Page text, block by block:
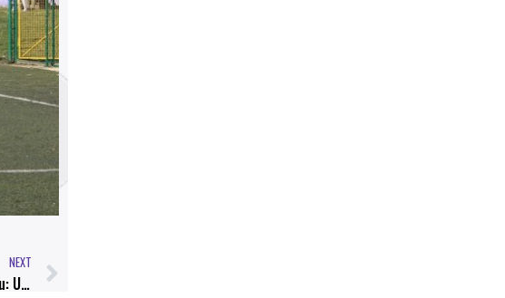
NEXT
Džaviti komentarisao prvu pripremnu utakmicu: U ovoj fazi priprema oscilacije u igri su normalne, otklonit ćemo nedostatke